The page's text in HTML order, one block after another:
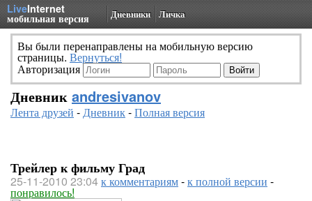
LiveInternet
мобильная версия Дневники Личка
Вы были перенаправлены на мобильную версию
страницы. Вернуться!
Авторизация
Дневник andresivanov
Лента друзей -Дневник-Полная версия
Трейлер к фильму Град
25-11-2010 23:04к комментариям-к полной версии -
понравилось!